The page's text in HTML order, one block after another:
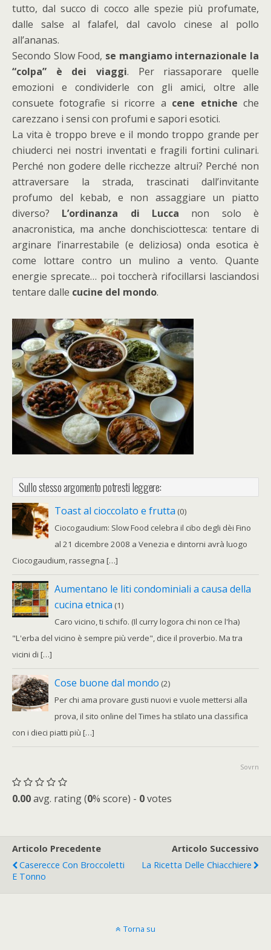
tutto, dal succo di cocco alle spezie più profumate,
dalle salse al falafel, dal cavolo cinese al pollo
all’ananas.
Secondo Slow Food, se mangiamo internazionale la
“colpa” è dei viaggi. Per riassaporare quelle
emozioni e condividerle con gli amici, oltre alle
consuete fotografie si ricorre a cene etniche che
carezzano i sensi con profumi e sapori esotici.
La vita è troppo breve e il mondo troppo grande per
chiuderci nei nostri inventati e fragili fortini culinari.
Perché non godere delle ricchezze altrui? Perché non
attraversare la strada, trascinati dall’invitante
profumo del kebab, e non assaggiare un piatto
diverso? L’ordinanza di Lucca non solo è
anacronistica, ma anche donchisciottesca: tentare di
arginare l’inarrestabile (e deliziosa) onda esotica è
come lottare contro un mulino a vento. Quante
energie sprecate… poi toccherà rifocillarsi lasciandosi
tentare dalle cucine del mondo.
Sullo stesso argomento potresti leggere:
Toast al cioccolato e frutta (0)
Ciocogaudium: Slow Food celebra il cibo degli dèi Fino
al 21 dicembre 2008 a Venezia e dintorni avrà luogo
Ciocogaudium, rassegna […]
Aumentano le liti condominiali a causa della
cucina etnica (1)
Caro vicino, ti schifo. (Il curry logora chi non ce l'ha)
"L'erba del vicino è sempre più verde", dice il proverbio. Ma tra
vicini di […]
Cose buone dal mondo (2)
Per chi ama provare gusti nuovi e vuole mettersi alla
prova, il sito online del Times ha stilato una classifica
con i dieci piatti più […]
Sovrn
0.00avg. rating (0% score) - 0votes
Articolo Precedente
Caserecce Con Broccoletti
E Tonno
Articolo Successivo
La Ricetta Delle Chiacchiere
Torna su